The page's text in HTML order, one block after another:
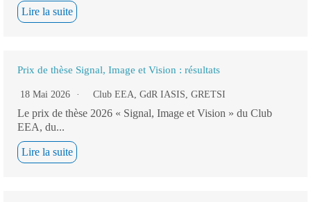
Lire la suite
Prix de thèse Signal, Image et Vision : résultats
18 Mai 2026 Club EEA GdR IASIS GRETSI
Le prix de thèse 2026 « Signal, Image et Vision » du Club
EEA, du...
Lire la suite